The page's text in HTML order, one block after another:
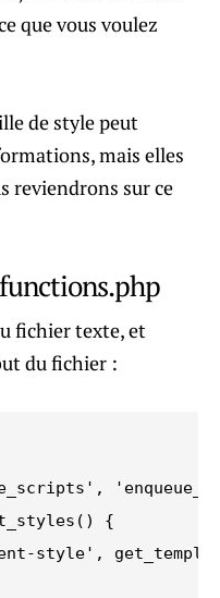
que vous voulez
de style peut
mais elles
reviendrons sur ce
fichier texte, et
du fichier :
{
style',